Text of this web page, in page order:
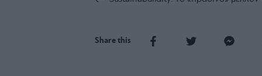
Share this